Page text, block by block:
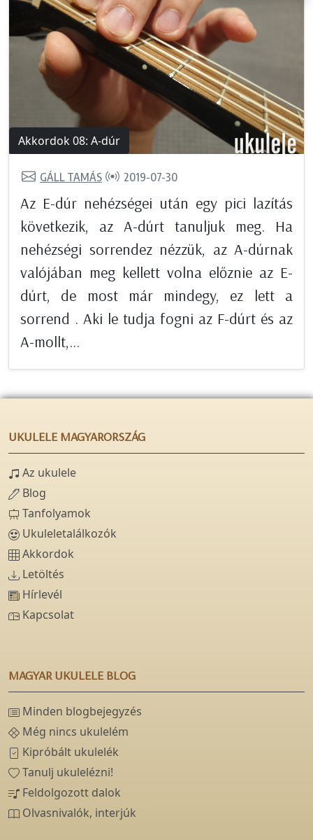
Akkordok 08: A-dúr
GÁLL TAMÁS 2019-07-30
Az E-dúr nehézségei után egy pici lazítás
következik, az A-dúrt tanuljuk meg. Ha
nehézségi sorrendez nézzük, az A-dúrnak
valójában meg kellett volna előznie az E-
dúrt, de most már mindegy, ez lett a
sorrend . Aki le tudja fogni az F-dúrt és az
A-mollt,...
UKULELE MAGYARORSZÁG
Az ukulele
Blog
Tanfolyamok
Ukuleletalálkozók
Akkordok
Letöltés
Hírlevél
Kapcsolat
MAGYAR UKULELE BLOG
Minden blogbejegyzés
Még nincs ukulelém
Kipróbált ukulelék
Tanulj ukulelézni!
Feldolgozott dalok
Olvasnivalók, interjúk